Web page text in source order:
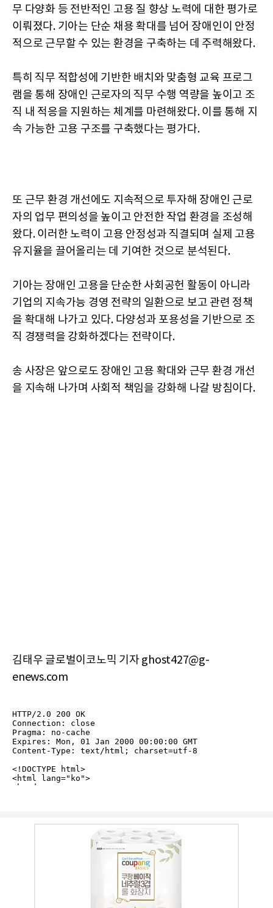
무 다양화 등 전반적인 고용 질 향상 노력에 대한 평가로
이뤄졌다. 기아는 단순 채용 확대를 넘어 장애인이 안정
적으로 근무할 수 있는 환경을 구축하는 데 주력해왔다.
특히 직무 적합성에 기반한 배치와 맞춤형 교육 프로그
램을 통해 장애인 근로자의 직무 수행 역량을 높이고 조
직 내 적응을 지원하는 체계를 마련해왔다. 이를 통해 지
속 가능한 고용 구조를 구축했다는 평가다.
또 근무 환경 개선에도 지속적으로 투자해 장애인 근로
자의 업무 편의성을 높이고 안전한 작업 환경을 조성해
왔다. 이러한 노력이 고용 안정성과 직결되며 실제 고용
유지율을 끌어올리는 데 기여한 것으로 분석된다.
기아는 장애인 고용을 단순한 사회공헌 활동이 아니라
기업의 지속가능 경영 전략의 일환으로 보고 관련 정책
을 확대해 나가고 있다. 다양성과 포용성을 기반으로 조
직 경쟁력을 강화하겠다는 전략이다.
송 사장은 앞으로도 장애인 고용 확대와 근무 환경 개선
을 지속해 나가며 사회적 책임을 강화해 나갈 방침이다.
김태우 글로벌이코노믹 기자 ghost427@g-
enews.com